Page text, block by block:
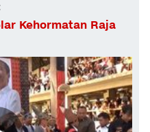
Kehormatan Raja